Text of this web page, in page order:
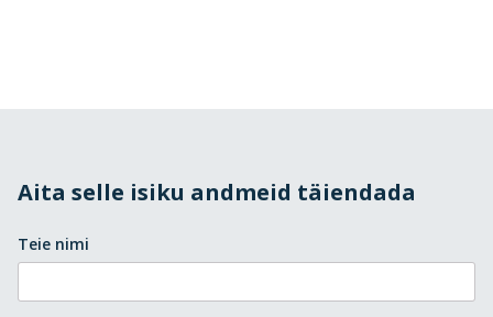
Aita selle isiku andmeid täiendada
Teie nimi